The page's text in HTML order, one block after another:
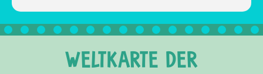
Handlung.
Das Wort
Namasté…